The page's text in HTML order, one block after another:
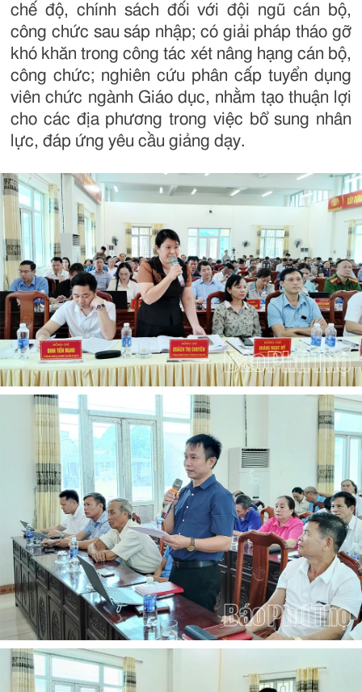
chế độ, chính sách đối với đội ngũ cán bộ,
công chức sau sáp nhập; có giải pháp tháo gỡ
khó khăn trong công tác xét nâng hạng cán bộ,
công chức; nghiên cứu phân cấp tuyển dụng
viên chức ngành Giáo dục, nhằm tạo thuận lợi
cho các địa phương trong việc bổ sung nhân
lực, đáp ứng yêu cầu giảng dạy.